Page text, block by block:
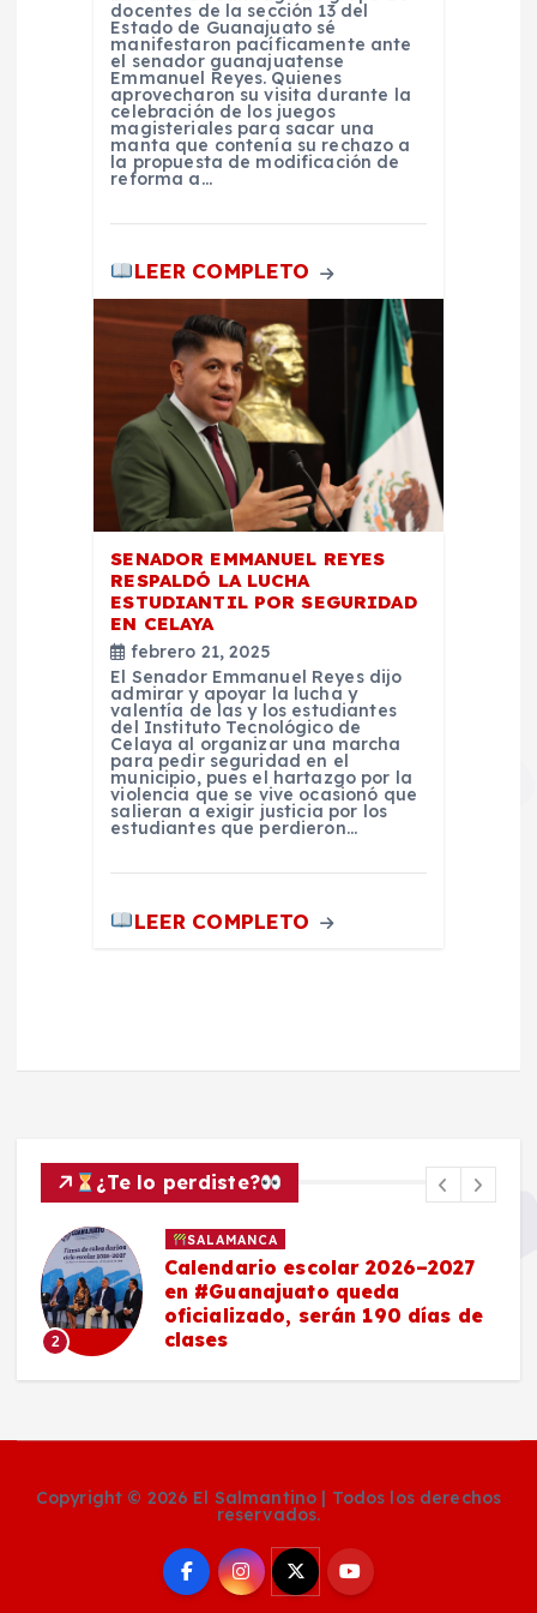
docentes de la sección 13 del
Estado de Guanajuato sé
manifestaron pacíficamente ante
el senador guanajuatense
Emmanuel Reyes. Quienes
aprovecharon su visita durante la
celebración de los juegos
magisteriales para sacar una
manta que contenía su rechazo a
la propuesta de modificación de
reforma a…
LEER COMPLETO
SENADOR EMMANUEL REYES
RESPALDÓ LA LUCHA
ESTUDIANTIL POR SEGURIDAD
EN CELAYA
febrero 21, 2025
El Senador Emmanuel Reyes dijo
admirar y apoyar la lucha y
valentía de las y los estudiantes
del Instituto Tecnológico de
Celaya al organizar una marcha
para pedir seguridad en el
municipio, pues el hartazgo por la
violencia que se vive ocasionó que
salieran a exigir justicia por los
estudiantes que perdieron…
LEER COMPLETO
¿Te lo perdiste?
2
SALAMANCA
Calendario escolar 2026–2027
en #Guanajuato queda
oficializado, serán 190 días de
clases
Copyright © 2026 El Salmantino | Todos los derechos
reservados.